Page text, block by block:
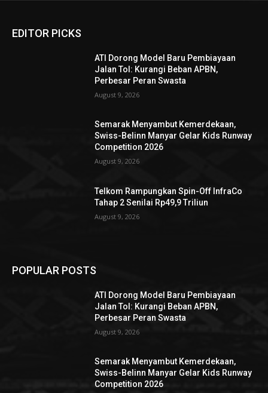
EDITOR PICKS
ATI Dorong Model Baru Pembiayaan
Jalan Tol: Kurangi Beban APBN,
Perbesar Peran Swasta
August 9, 2026
Semarak Menyambut Kemerdekaan,
Swiss-Belinn Manyar Gelar Kids Runway
Competition 2026
August 9, 2026
Telkom Rampungkan Spin-Off InfraCo
Tahap 2 Senilai Rp49,9 Triliun
August 9, 2026
POPULAR POSTS
ATI Dorong Model Baru Pembiayaan
Jalan Tol: Kurangi Beban APBN,
Perbesar Peran Swasta
August 9, 2026
Semarak Menyambut Kemerdekaan,
Swiss-Belinn Manyar Gelar Kids Runway
Competition 2026